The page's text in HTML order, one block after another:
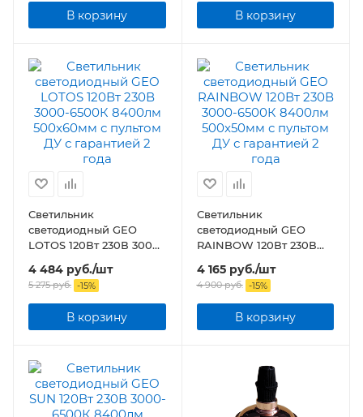
В корзину В корзину
Светильник
светодиодный GEO
LOTOS 120Вт 230В 3000-
6500К 8400лм
500x60мм с пультом ДУ
4 484 руб./шт
5 275руб. -15%
В корзину
Светильник
светодиодный GEO
RAINBOW 120Вт 230В
3000-6500К 8400лм
500x50мм с пультом ДУ
4 165руб./шт
4 900руб. -15%
В корзину